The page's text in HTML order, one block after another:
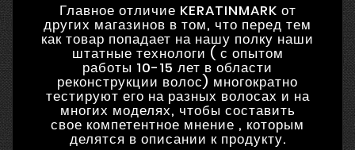
Главное отличие KERATINMARK от
других магазинов в том, что перед тем
как товар попадает на нашу полку наши
штатные технологи ( с опытом
работы 10-15 лет в области
реконструкции волос) многократно
тестируют его на разных волосах и на
многих моделях, чтобы составить
свое компетентное мнение , которым
делятся в описании к продукту.